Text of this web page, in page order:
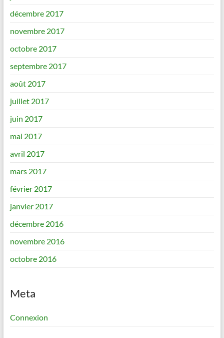
décembre 2017
novembre 2017
octobre 2017
septembre 2017
août 2017
juillet 2017
juin 2017
mai 2017
avril 2017
mars 2017
février 2017
janvier 2017
décembre 2016
novembre 2016
octobre 2016
Meta
Connexion